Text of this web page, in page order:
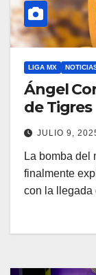
LIGA MX
Ángel
de Tigres
JULIO 9,
La bomba del
finalmente
con la